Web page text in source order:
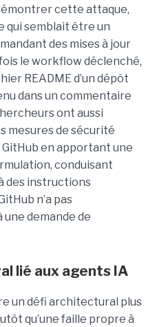
cette attaque,
qui semblait être un
des mises à jour
le workflow déclenché,
README d’un dépôt
dans un commentaire
ont aussi
mesures de sécurité
en apportant une
conduisant
des instructions
n’a pas
demande de
lié aux agents IA
un défi architectural plus
qu’une faille propre à